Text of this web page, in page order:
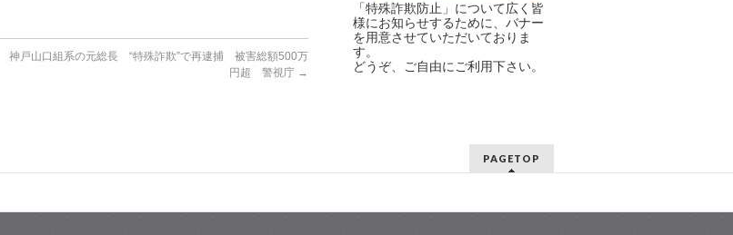
神戸山口組系の元総長 “特殊詐欺”で再逮捕 被害総額500万
円超 警視庁 →
「特殊詐欺防止」について広く皆
様にお知らせするために、バナー
を用意させていただいておりま
す。
どうぞ、ご自由にご利用下さい。
PAGETOP